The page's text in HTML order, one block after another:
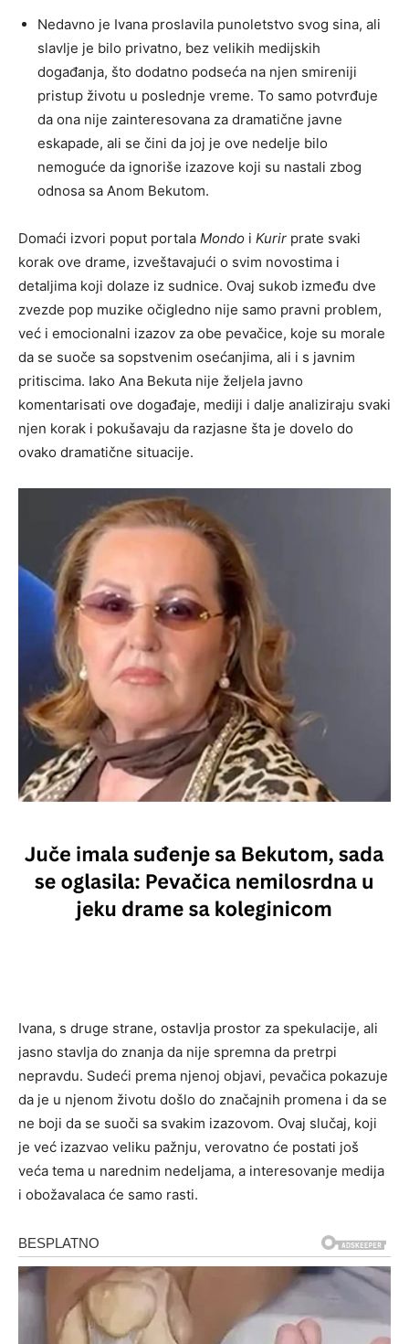
Nedavno je Ivana proslavila punoletstvo svog sina, ali
slavlje je bilo privatno, bez velikih medijskih
događanja, što dodatno podseća na njen smireniji
pristup životu u poslednje vreme. To samo potvrđuje
da ona nije zainteresovana za dramatične javne
eskapade, ali se čini da joj je ove nedelje bilo
nemoguće da ignoriše izazove koji su nastali zbog
odnosa sa Anom Bekutom.
Domaći izvori poput portala Mondo i Kurir prate svaki
korak ove drame, izveštavajući o svim novostima i
detaljima koji dolaze iz sudnice. Ovaj sukob između dve
zvezde pop muzike očigledno nije samo pravni problem,
već i emocionalni izazov za obe pevačice, koje su morale
da se suoče sa sopstvenim osećanjima, ali i s javnim
pritiscima. Iako Ana Bekuta nije željela javno
komentarisati ove događaje, mediji i dalje analiziraju svaki
njen korak i pokušavaju da razjasne šta je dovelo do
ovako dramatične situacije.
Ivana, s druge strane, ostavlja prostor za spekulacije, ali
jasno stavlja do znanja da nije spremna da pretrpi
nepravdu. Sudeći prema njenoj objavi, pevačica pokazuje
da je u njenom životu došlo do značajnih promena i da se
ne boji da se suoči sa svakim izazovom. Ovaj slučaj, koji
je već izazvao veliku pažnju, verovatno će postati još
veća tema u narednim nedeljama, a interesovanje medija
i obožavalaca će samo rasti.